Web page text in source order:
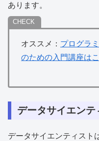
あります。
オススメ： プログラ
のための入門講座は
データサイエンテ
データサイエンティスト